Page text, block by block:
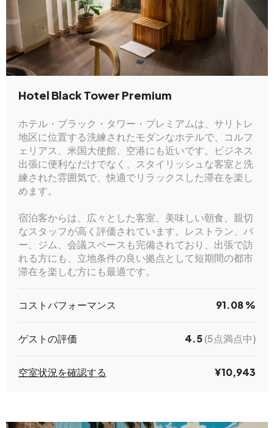
Hotel Black Tower Premium
ホテル・ブラック・タワー・プレミアムは、サリトレ
地区に位置する洗練されたモダンなホテルで、コルフ
ェリアス、米国大使館、空港にも近いです。ビジネス
出張に便利なだけでなく、スタイリッシュな客室と洗
練された雰囲気で、快適でリラックスした滞在を楽し
めます。
宿泊客からは、広々とした客室、美味しい朝食、親切
なスタッフが高く評価されています。レストラン、バ
ー、ジム、会議スペースも完備されており、出張で訪
れる方にも、立地条件の良い拠点として短期間の都市
滞在を楽しむ方にも最適です。
コストパフォーマンス 91.08 %
ゲストの評価 4.5(5点満点中)
空室状況を確認する ¥10,943